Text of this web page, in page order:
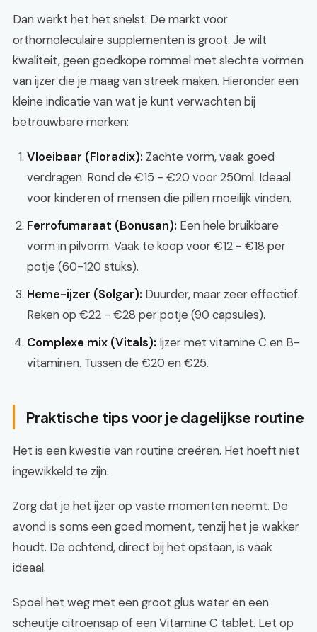
Dan werkt het het snelst. De markt voor
orthomoleculaire supplementen is groot. Je wilt
kwaliteit, geen goedkope rommel met slechte vormen
van ijzer die je maag van streek maken. Hieronder een
kleine indicatie van wat je kunt verwachten bij
betrouwbare merken:
Vloeibaar (Floradix): Zachte vorm, vaak goed
verdragen. Rond de €15 - €20 voor 250ml. Ideaal
voor kinderen of mensen die pillen moeilijk vinden.
Ferrofumaraat (Bonusan): Een hele bruikbare
vorm in pilvorm. Vaak te koop voor €12 - €18 per
potje (60-120 stuks).
Heme-ijzer (Solgar): Duurder, maar zeer effectief.
Reken op €22 - €28 per potje (90 capsules).
Complexe mix (Vitals): Ijzer met vitamine C en B-
vitaminen. Tussen de €20 en €25.
Praktische tips voor je dagelijkse routine
Het is een kwestie van routine creëren. Het hoeft niet
ingewikkeld te zijn.
Zorg dat je het ijzer op vaste momenten neemt. De
avond is soms een goed moment, tenzij het je wakker
houdt. De ochtend, direct bij het opstaan, is vaak
ideaal.
Spoel het weg met een groot glus water en een
scheutje citroensap of een Vitamine C tablet. Let op